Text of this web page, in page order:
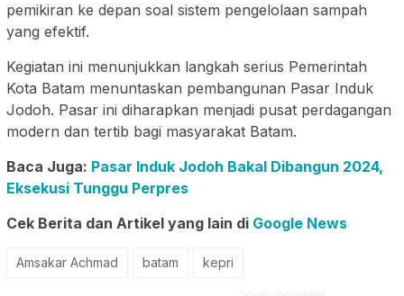
pemikiran ke depan soal sistem pengelolaan sampah
yang efektif.
Kegiatan ini menunjukkan langkah serius Pemerintah
Kota Batam menuntaskan pembangunan Pasar Induk
Jodoh. Pasar ini diharapkan menjadi pusat perdagangan
modern dan tertib bagi masyarakat Batam.
Baca Juga: Pasar Induk Jodoh Bakal Dibangun 2024,
Eksekusi Tunggu Perpres
Cek Berita dan Artikel yang lain di Google News
Amsakar Achmad batam kepri